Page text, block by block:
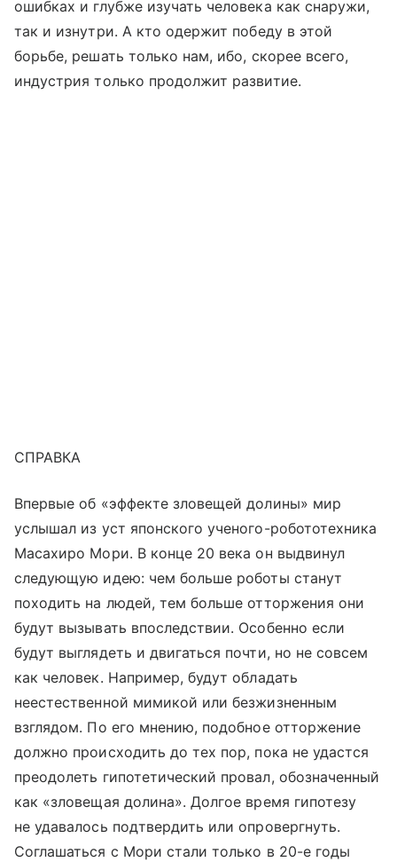
ошибках и глубже изучать человека как снаружи,
так и изнутри. А кто одержит победу в этой
борьбе, решать только нам, ибо, скорее всего,
индустрия только продолжит развитие.
СПРАВКА
Впервые об «эффекте зловещей долины» мир
услышал из уст японского ученого-робототехника
Масахиро Мори. В конце 20 века он выдвинул
следующую идею: чем больше роботы станут
походить на людей, тем больше отторжения они
будут вызывать впоследствии. Особенно если
будут выглядеть и двигаться почти, но не совсем
как человек. Например, будут обладать
неестественной мимикой или безжизненным
взглядом. По его мнению, подобное отторжение
должно происходить до тех пор, пока не удастся
преодолеть гипотетический провал, обозначенный
как «зловещая долина». Долгое время гипотезу
не удавалось подтвердить или опровергнуть.
Соглашаться с Мори стали только в 20-е годы